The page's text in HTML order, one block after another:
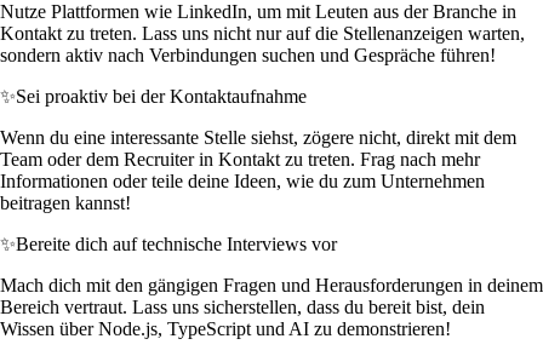
Nutze Plattformen wie LinkedIn, um mit Leuten aus der Branche in
Kontakt zu treten. Lass uns nicht nur auf die Stellenanzeigen warten,
sondern aktiv nach Verbindungen suchen und Gespräche führen!
✨Sei proaktiv bei der Kontaktaufnahme
Wenn du eine interessante Stelle siehst, zögere nicht, direkt mit dem
Team oder dem Recruiter in Kontakt zu treten. Frag nach mehr
Informationen oder teile deine Ideen, wie du zum Unternehmen
beitragen kannst!
✨Bereite dich auf technische Interviews vor
Mach dich mit den gängigen Fragen und Herausforderungen in deinem
Bereich vertraut. Lass uns sicherstellen, dass du bereit bist, dein
Wissen über Node.js, TypeScript und AI zu demonstrieren!